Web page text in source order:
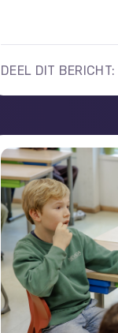
DEEL DIT BERICHT: